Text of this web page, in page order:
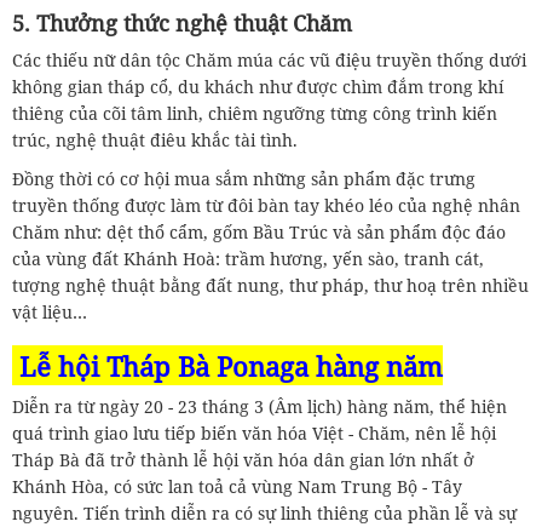
5. Thưởng thức nghệ thuật Chăm
Các thiếu nữ dân tộc Chăm múa các vũ điệu truyền thống dưới
không gian tháp cổ, du khách như được chìm đắm trong khí
thiêng của cõi tâm linh, chiêm ngưỡng từng công trình kiến
trúc, nghệ thuật điêu khắc tài tình.
Đồng thời có cơ hội mua sắm những sản phẩm đặc trưng
truyền thống được làm từ đôi bàn tay khéo léo của nghệ nhân
Chăm như: dệt thổ cẩm, gốm Bầu Trúc và sản phẩm độc đáo
của vùng đất Khánh Hoà: trầm hương, yến sào, tranh cát,
tượng nghệ thuật bằng đất nung, thư pháp, thư hoạ trên nhiều
vật liệu…
Lễ hộiTháp Bà Ponagahàng năm
Diễn ra từ ngày 20 - 23 tháng 3 (Âm lịch) hàng năm, thể hiện
quá trình giao lưu tiếp biến văn hóa Việt - Chăm, nên lễ hội
Tháp Bà đã trở thành lễ hội văn hóa dân gian lớn nhất ở
Khánh Hòa, có sức lan toả cả vùng Nam Trung Bộ - Tây
nguyên. Tiến trình diễn ra có sự linh thiêng của phần lễ và sự